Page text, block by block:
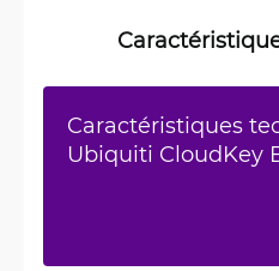
Caractéristiques
Ubiquiti CloudKey